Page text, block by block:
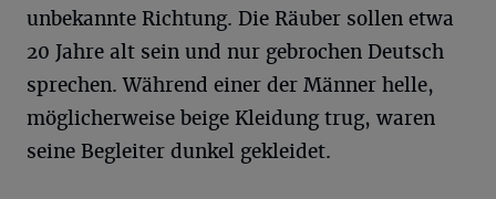
unbekannte Richtung. Die Räuber sollen etwa
20 Jahre alt sein und nur gebrochen Deutsch
sprechen. Während einer der Männer helle,
möglicherweise beige Kleidung trug, waren
seine Begleiter dunkel gekleidet.